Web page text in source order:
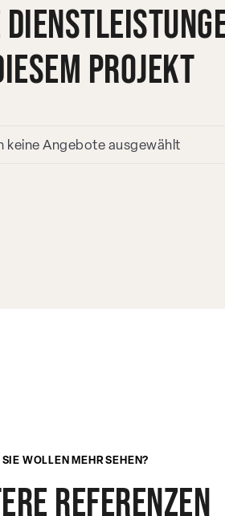
Projekt
keine Angebote ausgewählt
SIE WOLLEN MEHR SEHEN?
referenzen